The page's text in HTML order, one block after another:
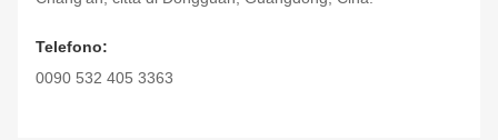
Telefono:
0090 532 405 3363